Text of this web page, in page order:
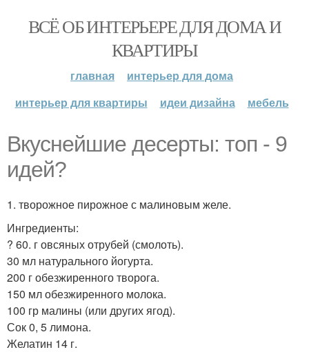
ВСЁ ОБ ИНТЕРЬЕРЕ ДЛЯ ДОМА И
КВАРТИРЫ
главная
интерьер для дома
интерьер для квартиры
идеи дизайна мебель
Вкуснейшие десерты: топ - 9
идей?
1. творожное пирожное с малиновым желе.
Ингредиенты:
? 60. г овсяных отрубей (смолоть).
30 мл натурального йогурта.
200 г обезжиренного творога.
150 мл обезжиренного молока.
100 гр малины (или других ягод).
Сок 0, 5 лимона.
Желатин 14 г.